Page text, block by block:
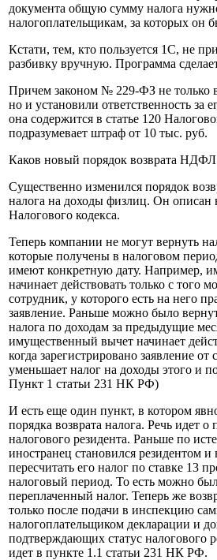
документа общую сумму налога
налогоплательщикам, за которых он
Кстати, тем, кто пользуется 1С, не
разбивку вручную. Программа
Причем законом № 229-ФЗ не только
но и установили ответственность за
она содержится в статье 120
подразумевает штраф от 10 тыс. руб.
Каков новый порядок возврата НДФЛ
Существенно изменился порядок
налога на доходы физлиц. Он описан
Налогового кодекса.
Теперь компании не могут вернуть
которые получены в налоговом
имеют конкретную дату. Например,
начинает действовать только с того
сотрудник, у которого есть на него
заявление. Раньше можно было
налога по доходам за предыдущие
имущественный вычет начинает
когда зарегистрировано заявление
уменьшает налог на доходы этого и
Пункт 1 статьи 231 НК РФ)
И есть еще один пункт, в котором
порядка возврата налога. Речь идет о
налогового резидента. Раньше по
иностранец становился резидентом
пересчитать его налог по ставке 13
налоговый период. То есть можно
переплаченный налог. Теперь же
только после подачи в инспекцию
налогоплательщиком декларации и
подтверждающих статус налогового
идет в пункте 1.1 статьи 231 НК РФ.